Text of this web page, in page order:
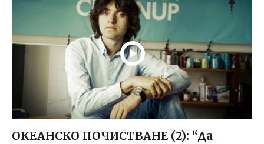
ОКЕАНСКО ПОЧИСТВАНЕ (2): “Да